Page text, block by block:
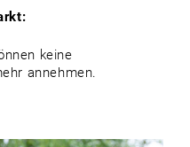
keine
annehmen.